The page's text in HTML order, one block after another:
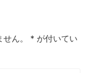
ん。 * が付いてい